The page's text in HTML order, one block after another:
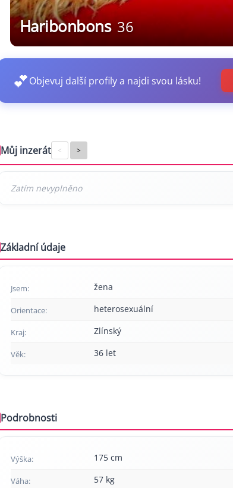
Haribonbons 36
💕Objevuj další profily a najdi svou lásku!
Můj inzerát < >
Základní údaje
Jsem: žena
Orientace: heterosexuální
Kraj: Zlínský
Věk: 36 let
Podrobnosti
Výška: 175 cm
Váha: 57 kg